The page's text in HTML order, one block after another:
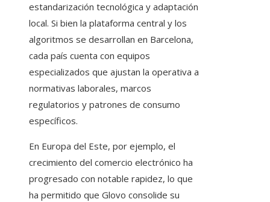
estandarización tecnológica y adaptación
local. Si bien la plataforma central y los
algoritmos se desarrollan en Barcelona,
cada país cuenta con equipos
especializados que ajustan la operativa a
normativas laborales, marcos
regulatorios y patrones de consumo
específicos.
En Europa del Este, por ejemplo, el
crecimiento del comercio electrónico ha
progresado con notable rapidez, lo que
ha permitido que Glovo consolide su